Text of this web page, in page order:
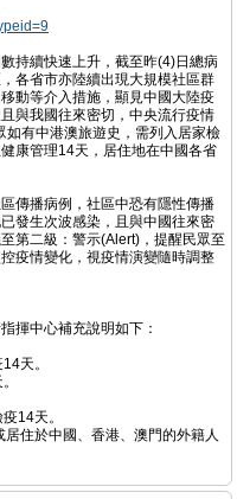
持續快速上升，截至昨(4)日總病
各省市亦陸續出現大規模社區群
動等介入措施，顯見中國大陸疫
與我國往來密切，中央流行疫情
有中港澳旅遊史，需列入居家檢
康管理14天，居住地在中國各省
傳播病例，社區中恐有隱性傳播
發生次波感染，且與中國往來密
第二級：警示(Alert)，提醒民眾至
疫情變化，視疫情演變隨時調整
揮中心補充說明如下：
天。
14天。
住於中國、香港、澳門的外籍人